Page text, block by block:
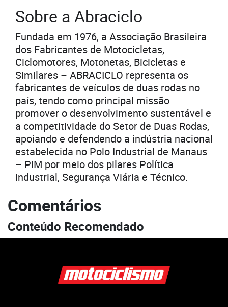
Sobre a Abraciclo
Fundada em 1976, a Associação Brasileira
dos Fabricantes de Motocicletas,
Ciclomotores, Motonetas, Bicicletas e
Similares – ABRACICLO representa os
fabricantes de veículos de duas rodas no
país, tendo como principal missão
promover o desenvolvimento sustentável e
a competitividade do Setor de Duas Rodas,
apoiando e defendendo a indústria nacional
estabelecida no Polo Industrial de Manaus
– PIM por meio dos pilares Política
Industrial, Segurança Viária e Técnico.
Comentários
Conteúdo Recomendado